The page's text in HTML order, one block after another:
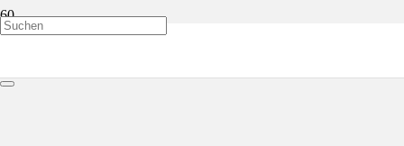
**Frohe Weihnachten**